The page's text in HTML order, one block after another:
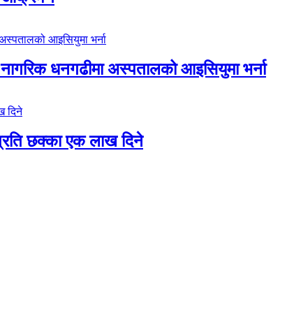
धनगढीमा अस्पतालको आइसियुमा भर्ना
छक्का एक लाख दिने